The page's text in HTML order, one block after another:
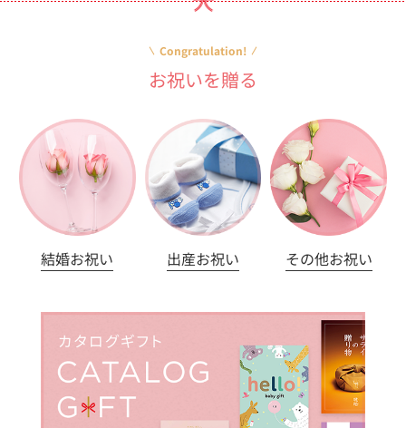
Congratulation!
お祝いを贈る
結婚お祝い 出産お祝い その他お祝い